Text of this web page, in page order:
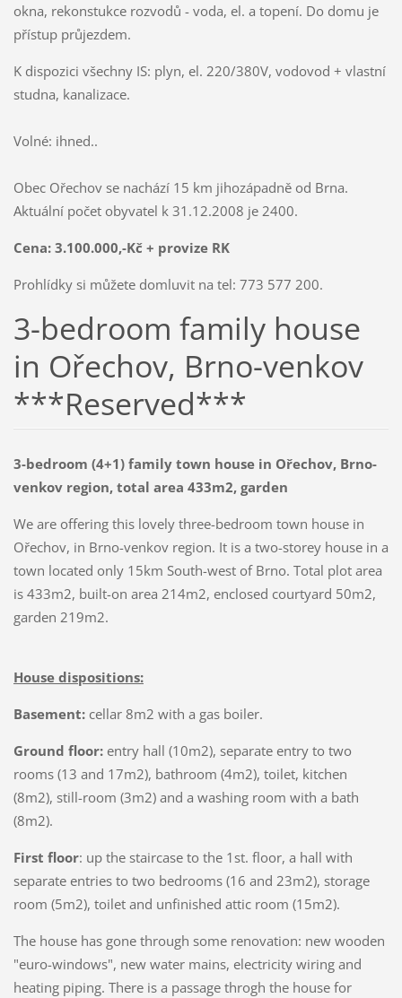
okna, rekonstukce rozvodů - voda, el. a topení. Do domu je
přístup průjezdem.
K dispozici všechny IS: plyn, el. 220/380V, vodovod + vlastní
studna, kanalizace.
Volné: ihned..
Obec Ořechov se nachází 15 km jihozápadně od Brna.
Aktuální počet obyvatel k 31.12.2008 je 2400.
Cena: 3.100.000,-Kč + provize RK
Prohlídky si můžete domluvit na tel: 773 577 200.
3-bedroom family house
in Ořechov, Brno-venkov
***Reserved***
3-bedroom (4+1) family town house in Ořechov, Brno-
venkov region, total area 433m2, garden
We are offering this lovely three-bedroom town house in
Ořechov, in Brno-venkov region. It is a two-storey house in a
town located only 15km South-west of Brno. Total plot area
is 433m2, built-on area 214m2, enclosed courtyard 50m2,
garden 219m2.
House dispositions:
Basement:cellar 8m2 with a gas boiler.
Ground floor:entry hall (10m2), separate entry to two
rooms (13 and 17m2), bathroom (4m2), toilet, kitchen
(8m2), still-room (3m2) and a washing room with a bath
(8m2).
First floor: up the staircase to the 1st. floor, a hall with
separate entries to two bedrooms (16 and 23m2), storage
room (5m2), toilet and unfinished attic room (15m2).
The house has gone through some renovation: new wooden
"euro-windows", new water mains, electricity wiring and
heating piping. There is a passage throgh the house for